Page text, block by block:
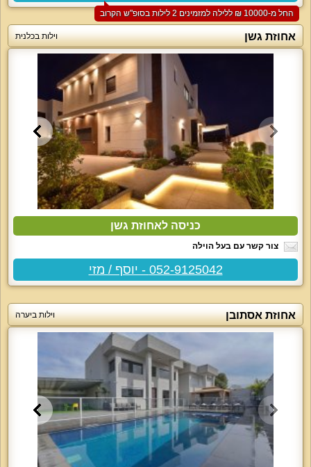
החל מ-‏10000 ₪ ללילה למזמינים 2 לילות בסופ"ש הקרוב
אחוזת גשן וילות בכלנית
כניסה לאחוזת גשן
צור קשר עם בעל הוילה
052-9125042 - יוסף / מזי
אחוזת אסתובן וילות ביערה